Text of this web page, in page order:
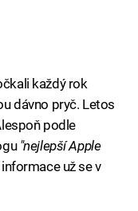
každý rok
dávno pryč. Letos
podle
"nejlepší Apple
už se v